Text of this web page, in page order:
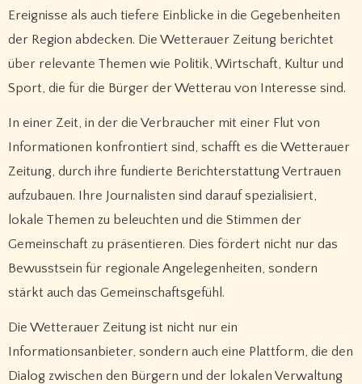
Ereignisse als auch tiefere Einblicke in die Gegebenheiten
der Region abdecken. Die Wetterauer Zeitung berichtet
über relevante Themen wie Politik, Wirtschaft, Kultur und
Sport, die für die Bürger der Wetterau von Interesse sind.
In einer Zeit, in der die Verbraucher mit einer Flut von
Informationen konfrontiert sind, schafft es die Wetterauer
Zeitung, durch ihre fundierte Berichterstattung Vertrauen
aufzubauen. Ihre Journalisten sind darauf spezialisiert,
lokale Themen zu beleuchten und die Stimmen der
Gemeinschaft zu präsentieren. Dies fördert nicht nur das
Bewusstsein für regionale Angelegenheiten, sondern
stärkt auch das Gemeinschaftsgefühl.
Die Wetterauer Zeitung ist nicht nur ein
Informationsanbieter, sondern auch eine Plattform, die den
Dialog zwischen den Bürgern und der lokalen Verwaltung